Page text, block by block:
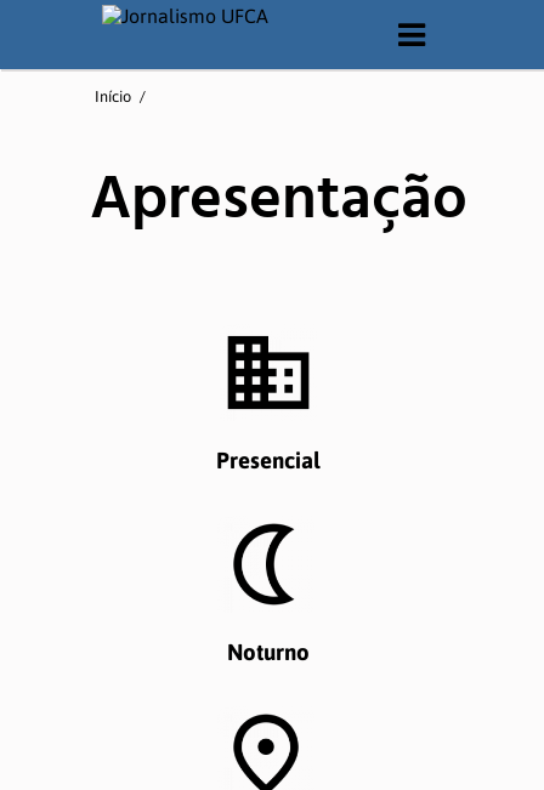
Matriz Curricular
QUEM SOMOS
Corpo Docente
Corpo Técnico
ATUALIZAÇÕES
Início /
Apresentação
Presencial
Noturno